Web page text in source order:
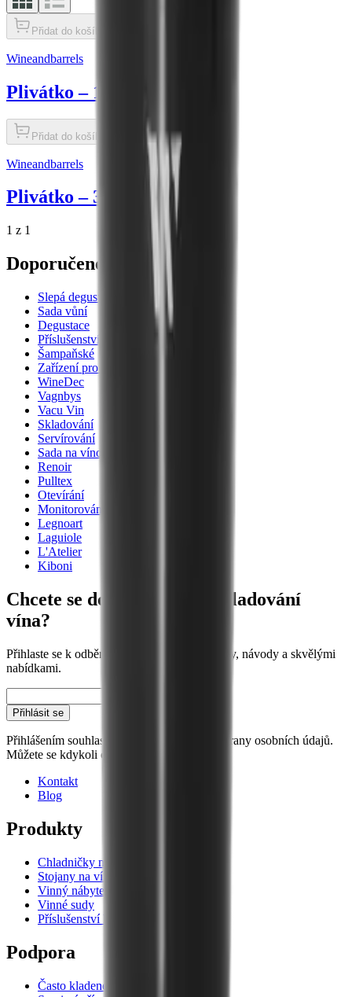
Přidat do košíku
Wineandbarrels
Plivátko – 1 litr, černé
Přidat do košíku
Wineandbarrels
Plivátko – 3 litry, černé
1 z 1
Doporučené kategorie
Slepá degustace
Sada vůní
Degustace
Příslušenství k vínu
Šampaňské
Zařízení pro vinný sklep
WineDec
Vagnbys
Vacu Vin
Skladování
Servírování
Sada na víno
Renoir
Pulltex
Otevírání
Monitorování
Legnoart
Laguiole
L'Atelier
Kiboni
Chcete se dozvědět více o skladování
vína?
Přihlaste se k odběru našeho newsletteru s tipy, návody a skvělými
nabídkami.
Přihlásit se
Přihlášením souhlasíte s našimi zásadami ochrany osobních údajů.
Můžete se kdykoli odhlásit.
Kontakt
Blog
Produkty
Chladničky na víno
Stojany na víno
Vinný nábytek
Vinné sudy
Příslušenství k vínu
Podpora
Často kladené otázky